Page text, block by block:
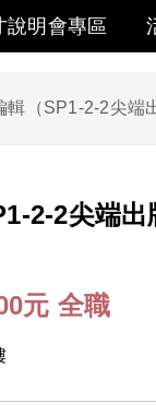
說明會專區
（SP1-2-2尖端
2-2尖端出
元 全職